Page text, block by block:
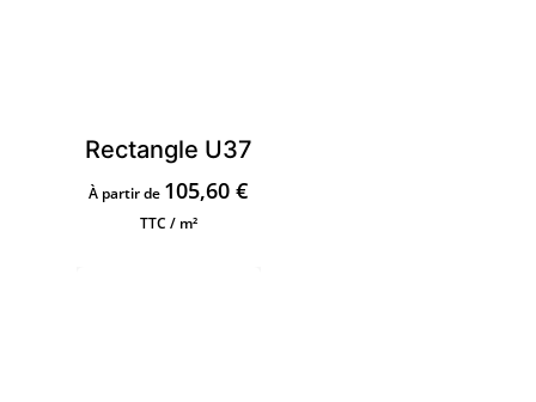
Rectangle U37
À partir de 105,60€
TTC / m²